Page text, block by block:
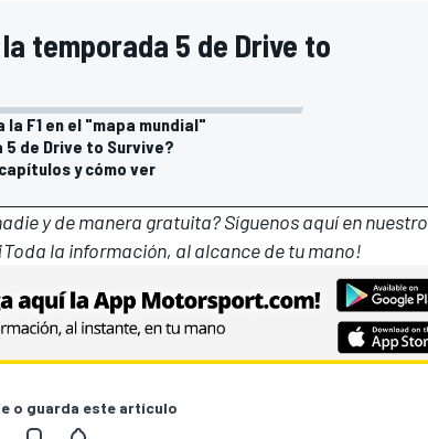
temporada 5 de Drive to
F1 en el "mapa mundial"
de Drive to Survive?
y cómo ver
y de manera gratuita? Síguenosaquí en nuestro
la información, al alcance de tu mano!
o guarda este artículo